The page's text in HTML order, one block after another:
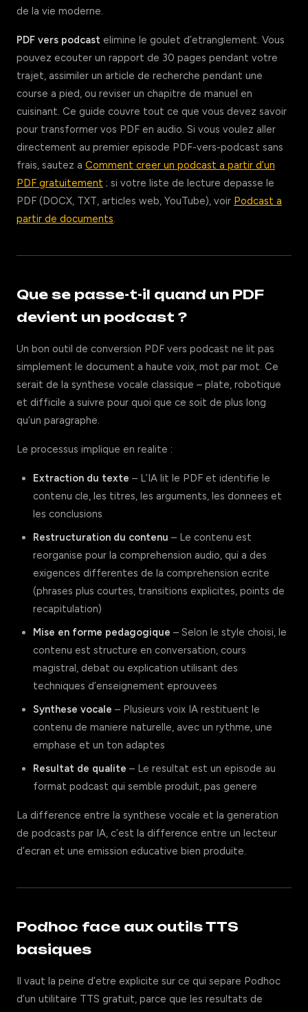
de la vie moderne.
PDF vers podcast elimine le goulet d’etranglement. Vous
pouvez ecouter un rapport de 30 pages pendant votre
trajet, assimiler un article de recherche pendant une
course a pied, ou reviser un chapitre de manuel en
cuisinant. Ce guide couvre tout ce que vous devez savoir
pour transformer vos PDF en audio. Si vous voulez aller
directement au premier episode PDF-vers-podcast sans
frais, sautez a Comment creer un podcast a partir d’un
PDF gratuitement ; si votre liste de lecture depasse le
PDF (DOCX, TXT, articles web, YouTube), voir Podcast a
partir de documents.
Que se passe-t-il quand un PDF
devient un podcast ?
Un bon outil de conversion PDF vers podcast ne lit pas
simplement le document a haute voix, mot par mot. Ce
serait de la synthese vocale classique – plate, robotique
et difficile a suivre pour quoi que ce soit de plus long
qu’un paragraphe.
Le processus implique en realite :
Extraction du texte – L’IA lit le PDF et identifie le
contenu cle, les titres, les arguments, les donnees et
les conclusions
Restructuration du contenu – Le contenu est
reorganise pour la comprehension audio, qui a des
exigences differentes de la comprehension ecrite
(phrases plus courtes, transitions explicites, points de
recapitulation)
Mise en forme pedagogique – Selon le style choisi, le
contenu est structure en conversation, cours
magistral, debat ou explication utilisant des
techniques d’enseignement eprouvees
Synthese vocale – Plusieurs voix IA restituent le
contenu de maniere naturelle, avec un rythme, une
emphase et un ton adaptes
Resultat de qualite – Le resultat est un episode au
format podcast qui semble produit, pas genere
La difference entre la synthese vocale et la generation
de podcasts par IA, c’est la difference entre un lecteur
d’ecran et une emission educative bien produite.
Podhoc face aux outils TTS
basiques
Il vaut la peine d’etre explicite sur ce qui separe Podhoc
d’un utilitaire TTS gratuit, parce que les resultats de